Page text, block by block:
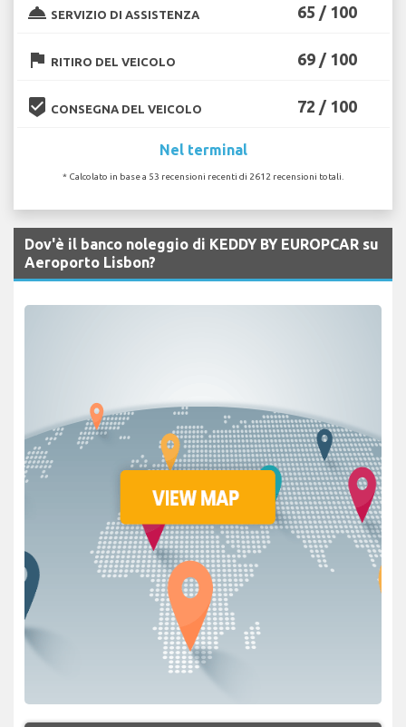
room_service SERVIZIO DI ASSISTENZA 65 / 100
flag RITIRO DEL VEICOLO 69 / 100
beenhere CONSEGNA DEL VEICOLO 72 / 100
Nel terminal
* Calcolato in base a 53 recensioni recenti di 2612 recensioni totali.
Dov'è il banco noleggio di KEDDY BY EUROPCAR su
Aeroporto Lisbon?